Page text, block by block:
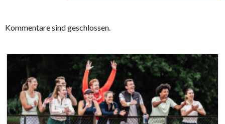
Kommentare sind geschlossen.